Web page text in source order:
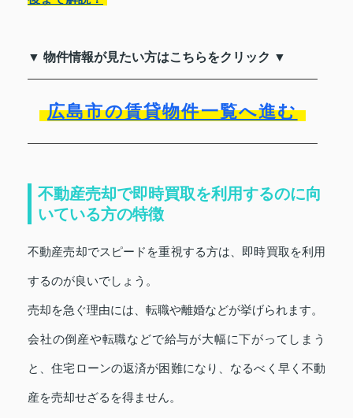
▼ 物件情報が見たい方はこちらをクリック ▼
広島市の賃貸物件一覧へ進む
不動産売却で即時買取を利用するのに向
いている方の特徴
不動産売却でスピードを重視する方は、即時買取を利用
するのが良いでしょう。
売却を急ぐ理由には、転職や離婚などが挙げられます。
会社の倒産や転職などで給与が大幅に下がってしまう
と、住宅ローンの返済が困難になり、なるべく早く不動
産を売却せざるを得ません。